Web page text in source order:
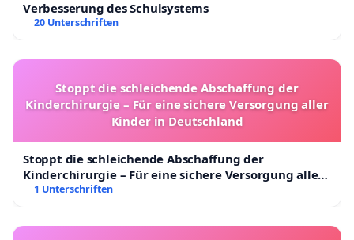
Verbesserung des Schulsystems
20 Unterschriften
Stoppt die schleichende Abschaffung der
Kinderchirurgie – Für eine sichere Versorgung aller
Kinder in Deutschland
Stoppt die schleichende Abschaffung der
Kinderchirurgie – Für eine sichere Versorgung aller
Kinder in Deutschland
1 Unterschriften